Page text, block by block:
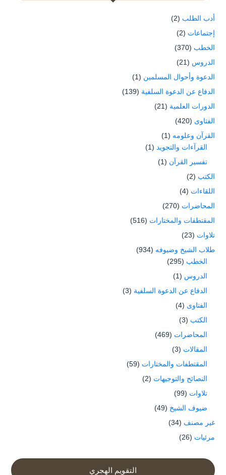
أدب الطلب (2)
إجتماعات (2)
الخطب (370)
الدروس (21)
الدعوة وأحوال المسلمين (1)
الدفاع عن الدعوة السلفية (139)
الدورات العلمية (21)
الفتاوى (420)
القرآن وعلومه (1)
القرآءات والتجويد (1)
تفسير القرآن (1)
الكتب (2)
اللقاءات (4)
المحاضرات (270)
المقتطفات والمختارات (516)
تلاوات (23)
طلاب الشيخ وضيوفه (934)
الخطب (295)
الدروس (1)
الدفاع عن الدعوة السلفية (3)
الفتاوى (4)
الكتب (3)
المحاضرات (469)
المقالات (3)
المقتطفات والمختارات (59)
النصائح والتوجيهات (2)
تلاوات (99)
ضيوف الشيخ (49)
غير مصنف (34)
مرئيات (26)
التقويم الهجري